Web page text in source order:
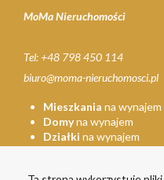
MoMa Nieruchomości
Tel: +48 798 450 114
biuro@moma-nieruchomosci.pl
Mieszkania na wynajem
Domyna wynajem
Działki na wynajem